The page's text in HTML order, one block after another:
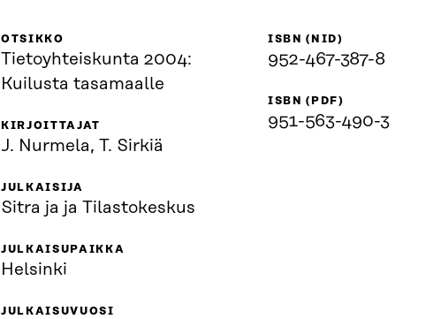
OTSIKKO
Tietoyhteiskunta 2004:
Kuilusta tasamaalle
KIRJOITTAJAT
J. Nurmela, T. Sirkiä
JULKAISIJA
Sitra ja ja Tilastokeskus
JULKAISUPAIKKA
Helsinki
JULKAISUVUOSI
ISBN (NID)
952-467-387-8
ISBN (PDF)
951-563-490-3